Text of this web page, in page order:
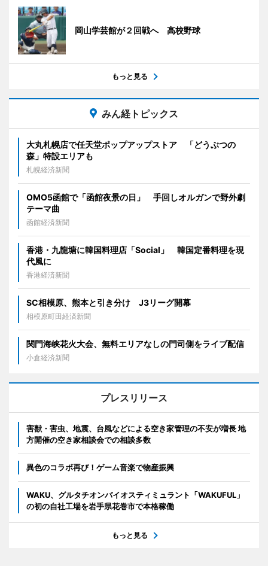
岡山学芸館が２回戦へ 高校野球
もっと見る
みん経トピックス
大丸札幌店で任天堂ポップアップストア 「どうぶつの
森」特設エリアも
札幌経済新聞
OMO5函館で「函館夜景の日」 手回しオルガンで野外劇
テーマ曲
函館経済新聞
香港・九龍塘に韓国料理店「Social」 韓国定番料理を現
代風に
香港経済新聞
SC相模原、熊本と引き分け J3リーグ開幕
相模原町田経済新聞
関門海峡花火大会、無料エリアなしの門司側をライブ配信
小倉経済新聞
プレスリリース
害獣・害虫、地震、台風などによる空き家管理の不安が増長 地
方開催の空き家相談会での相談多数
異色のコラボ再び！ゲーム音楽で物産振興
WAKU、グルタチオンバイオスティミュラント「WAKUFUL」
の初の自社工場を岩手県花巻市で本格稼働
もっと見る